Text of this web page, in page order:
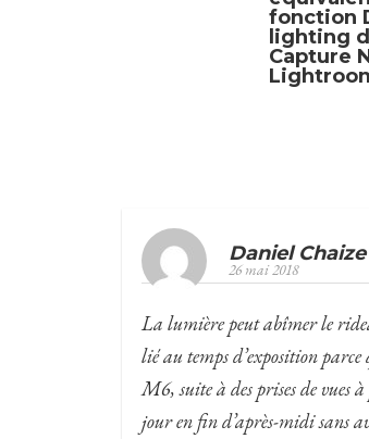
fonction
lighting
Capture
Daniel Chaize
26 mai 2018
La lumière peut abîmer le
lié au temps d’exposition
M6, suite à des prises de vues
jour en fin d’après-midi sans